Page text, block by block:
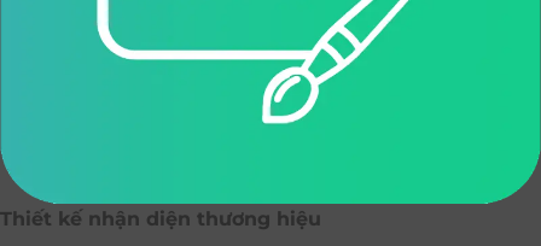
Thiết kế nhận diện thương hiệu